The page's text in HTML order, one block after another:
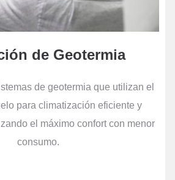
de Geotermia
de geotermia que utilizan el
para climatización eficiente y
el máximo confort con menor
consumo.